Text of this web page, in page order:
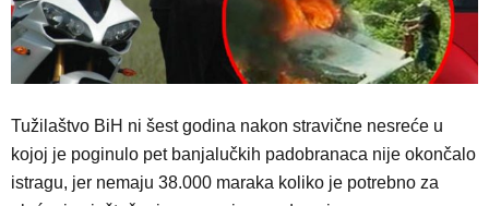
Tužilaštvo BiH ni šest godina nakon stravične nesreće u
kojoj je poginulo pet banjalučkih padobranaca nije okončalo
istragu, jer nemaju 38.000 maraka koliko je potrebno za